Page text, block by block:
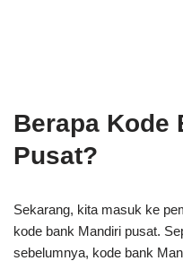
Berapa Kode
Pusat?
Sekarang, kita masuk ke
kode bank Mandiri pusat.
sebelumnya, kode bank